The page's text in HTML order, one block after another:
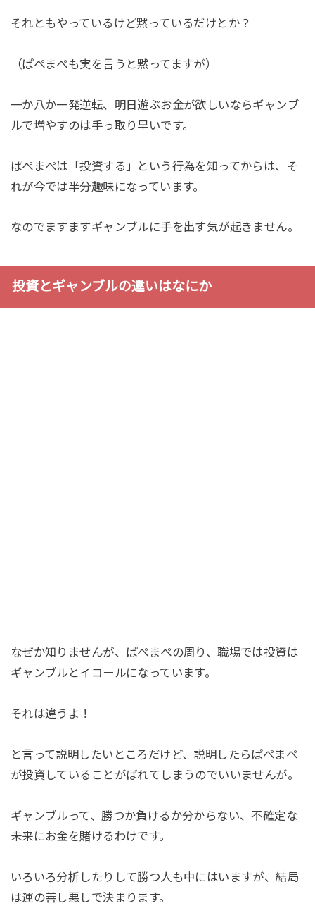
それともやっているけど黙っているだけとか？
（ぱぺまぺも実を言うと黙ってますが）
一か八か一発逆転、明日遊ぶお金が欲しいならギャンブ
ルで増やすのは手っ取り早いです。
ぱぺまぺは「投資する」という行為を知ってからは、そ
れが今では半分趣味になっています。
なのでますますギャンブルに手を出す気が起きません。
投資とギャンブルの違いはなにか
なぜか知りませんが、ぱぺまぺの周り、職場では投資は
ギャンブルとイコールになっています。
それは違うよ！
と言って説明したいところだけど、説明したらぱぺまぺ
が投資していることがばれてしまうのでいいませんが。
ギャンブルって、勝つか負けるか分からない、不確定な
未来にお金を賭けるわけです。
いろいろ分析したりして勝つ人も中にはいますが、結局
は運の善し悪しで決まります。